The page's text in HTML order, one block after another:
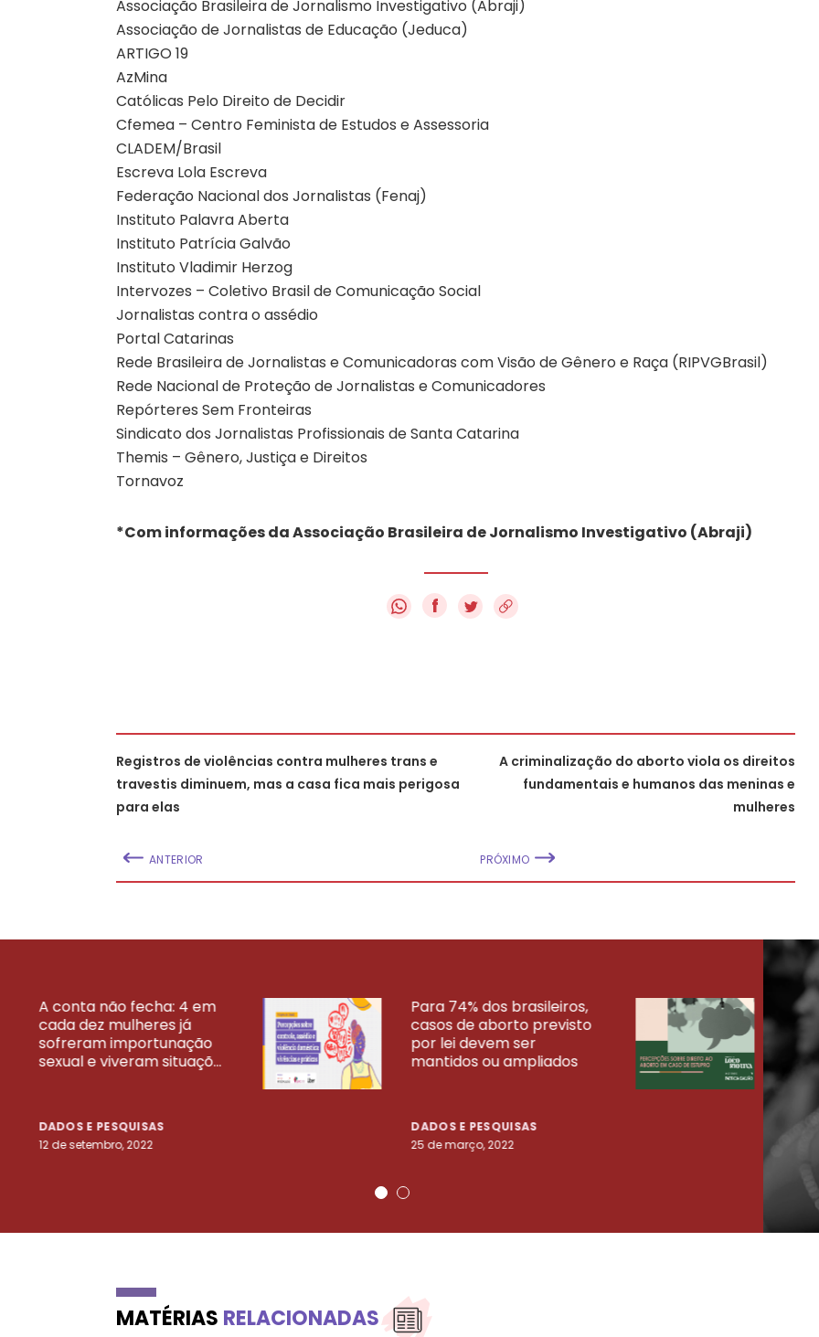
Associação Brasileira de Jornalismo Investigativo (Abraji)
Associação de Jornalistas de Educação (Jeduca)
ARTIGO 19
AzMina
Católicas Pelo Direito de Decidir
Cfemea – Centro Feminista de Estudos e Assessoria
CLADEM/Brasil
Escreva Lola Escreva
Federação Nacional dos Jornalistas (Fenaj)
Instituto Palavra Aberta
Instituto Patrícia Galvão
Instituto Vladimir Herzog
Intervozes – Coletivo Brasil de Comunicação Social
Jornalistas contra o assédio
Portal Catarinas
Rede Brasileira de Jornalistas e Comunicadoras com Visão de Gênero e Raça (RIPVGBrasil)
Rede Nacional de Proteção de Jornalistas e Comunicadores
Repórteres Sem Fronteiras
Sindicato dos Jornalistas Profissionais de Santa Catarina
Themis – Gênero, Justiça e Direitos
Tornavoz
*Com informações da Associação Brasileira de Jornalismo Investigativo (Abraji)
f
Registros de violências contra mulheres trans e
travestis diminuem, mas a casa fica mais perigosa
para elas
ANTERIOR
A criminalização do aborto viola os direitos
fundamentais e humanos das meninas e
mulheres
PRÓXIMO
A conta não fecha: 4 em
cada dez mulheres já
sofreram importunação
sexual e viveram situaçõ...
DADOS E PESQUISAS
12 de setembro, 2022
Para 74% dos brasileiros,
casos de aborto previsto
por lei devem ser
mantidos ou ampliados
DADOS E PESQUISAS
25 de março, 2022
23
VEJA MAIS PESQUISAS
MATÉRIAS RELACIONADAS